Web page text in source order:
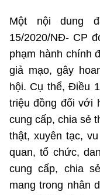
Một nội dung
15/2020/NĐ- CP
phạm hành chính
giả mạo, gây
hội. Cụ thể, Điều
triệu đồng đối với
cung cấp, chia sẻ
thật, xuyên tạc,
quan, tổ chức,
cung cấp, chia
mang trong nhân